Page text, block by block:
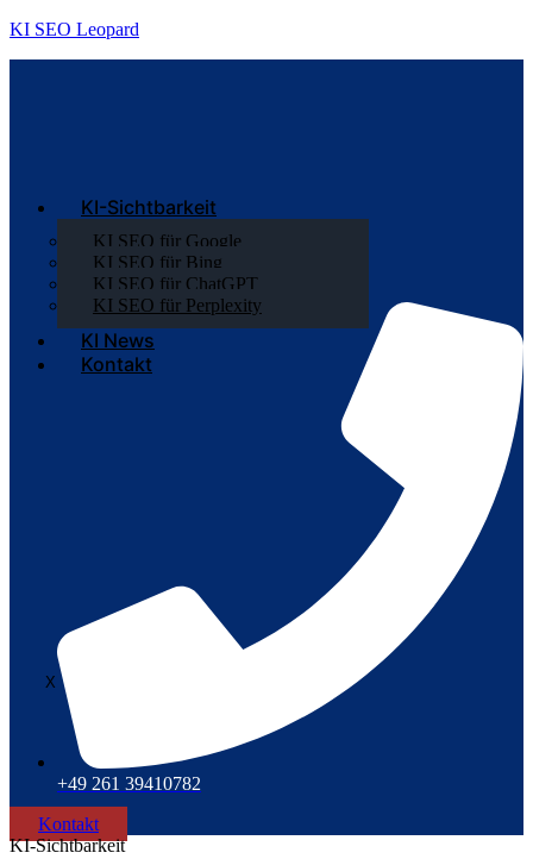
KI SEO Leopard
KI-Sichtbarkeit
KI SEO für Google
KI SEO für Bing
KI SEO für ChatGPT
KI SEO für Perplexity
KI News
Kontakt
X
+49 261 39410782
Kontakt
KI-Sichtbarkeit